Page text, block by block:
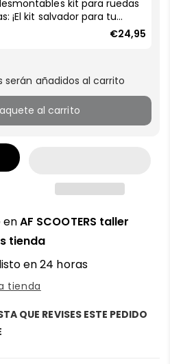
kit para ruedas
¡El kit salvador para tu
€24,95
añadidos al carrito
al carrito
enAF SCOOTERS taller
tienda
en 24 horas
tienda
QUE REVISES ESTE PEDIDO